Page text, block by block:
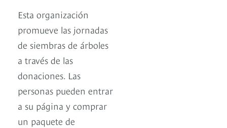
Esta organización
promueve las jornadas
de siembras de árboles
a través de las
donaciones. Las
personas pueden entrar
a su página y comprar
un paquete de